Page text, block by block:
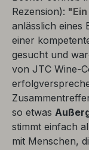
Rezension):
anlässlich eines
einer
gesucht und
von JTC Wine-
so etwas
stimmt einfach
mit Menschen,